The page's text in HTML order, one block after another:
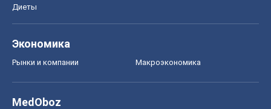
Диеты
Экономика
Рынки и компании Mакроэкономика
MedOboz